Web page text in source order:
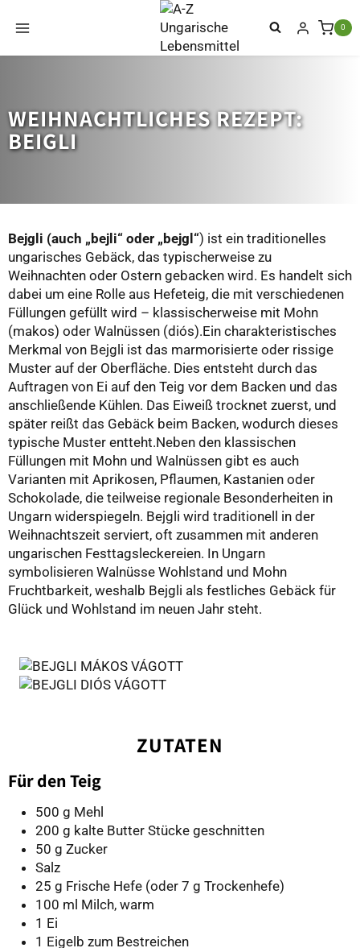
Inhalt
0
WEIHNACHTLICHES REZEPT:
BEIGLI
Bejgli (auch „bejli“ oder „bejgl“) ist ein traditionelles
ungarisches Gebäck, das typischerweise zu
Weihnachten oder Ostern gebacken wird. Es handelt sich
dabei um eine Rolle aus Hefeteig, die mit verschiedenen
Füllungen gefüllt wird – klassischerweise mit Mohn
(makos) oder Walnüssen (diós).Ein charakteristisches
Merkmal von Bejgli ist das marmorisierte oder rissige
Muster auf der Oberfläche. Dies entsteht durch das
Auftragen von Ei auf den Teig vor dem Backen und das
anschließende Kühlen. Das Eiweiß trocknet zuerst, und
später reißt das Gebäck beim Backen, wodurch dieses
typische Muster entteht.Neben den klassischen
Füllungen mit Mohn und Walnüssen gibt es auch
Varianten mit Aprikosen, Pflaumen, Kastanien oder
Schokolade, die teilweise regionale Besonderheiten in
Ungarn widerspiegeln. Bejgli wird traditionell in der
Weihnachtszeit serviert, oft zusammen mit anderen
ungarischen Festtagsleckereien. In Ungarn
symbolisieren Walnüsse Wohlstand und Mohn
Fruchtbarkeit, weshalb Bejgli als festliches Gebäck für
Glück und Wohlstand im neuen Jahr steht.
ZUTATEN
Für den Teig
500 g Mehl
200 g kalte Butter Stücke geschnitten
50 g Zucker
Salz
25 g Frische Hefe (oder 7 g Trockenhefe)
100 ml Milch, warm
1 Ei
1 Eigelb zum Bestreichen